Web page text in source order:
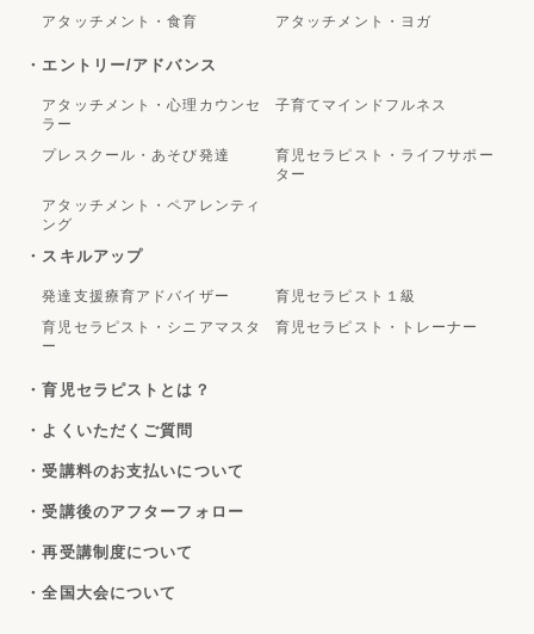
アタッチメント・食育
アタッチメント・ヨガ
・エントリー/アドバンス
アタッチメント・心理カウンセ
ラー
子育てマインドフルネス
プレスクール・あそび発達
育児セラピスト・ライフサポー
ター
アタッチメント・ペアレンティ
ング
・スキルアップ
発達支援療育アドバイザー
育児セラピスト１級
育児セラピスト・シニアマスタ
ー
育児セラピスト・トレーナー
・育児セラピストとは？
・よくいただくご質問
・受講料のお支払いについて
・受講後のアフターフォロー
・再受講制度について
・全国大会について